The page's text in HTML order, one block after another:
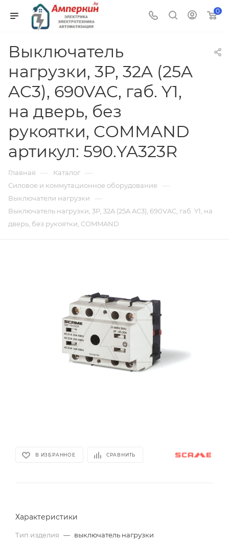
0
Выключатель
нагрузки, 3P, 32A (25A
AC3), 690VAC, габ. Y1,
на дверь, без
рукоятки, COMMAND
артикул: 590.YA323R
Главная — Каталог —
Силовое и коммутационное оборудование —
Выключатели нагрузки —
Выключатель нагрузки, 3P, 32A (25A AC3), 690VAC, габ. Y1, на
дверь, без рукоятки, COMMAND
В ИЗБРАННОЕ СРАВНИТЬ
Характеристики
Тип изделия — выключатель нагрузки